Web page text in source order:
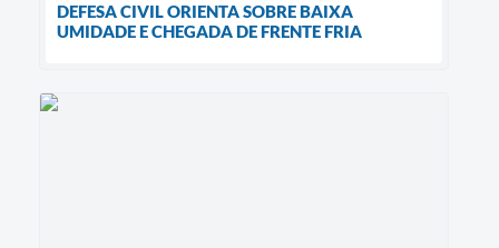
DEFESA CIVIL ORIENTA SOBRE BAIXA
UMIDADE E CHEGADA DE FRENTE FRIA